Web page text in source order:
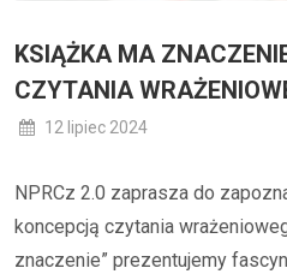
KSIĄŻKA MA
CZYTANIA
12 lipiec 2024
NPRCz 2.0 zaprasza do
koncepcją czytania
znaczenie” prezentujemy